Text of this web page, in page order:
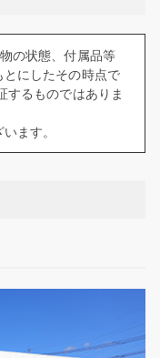
の状態、付属品等
にしたその時点で
するものではありま
ます。